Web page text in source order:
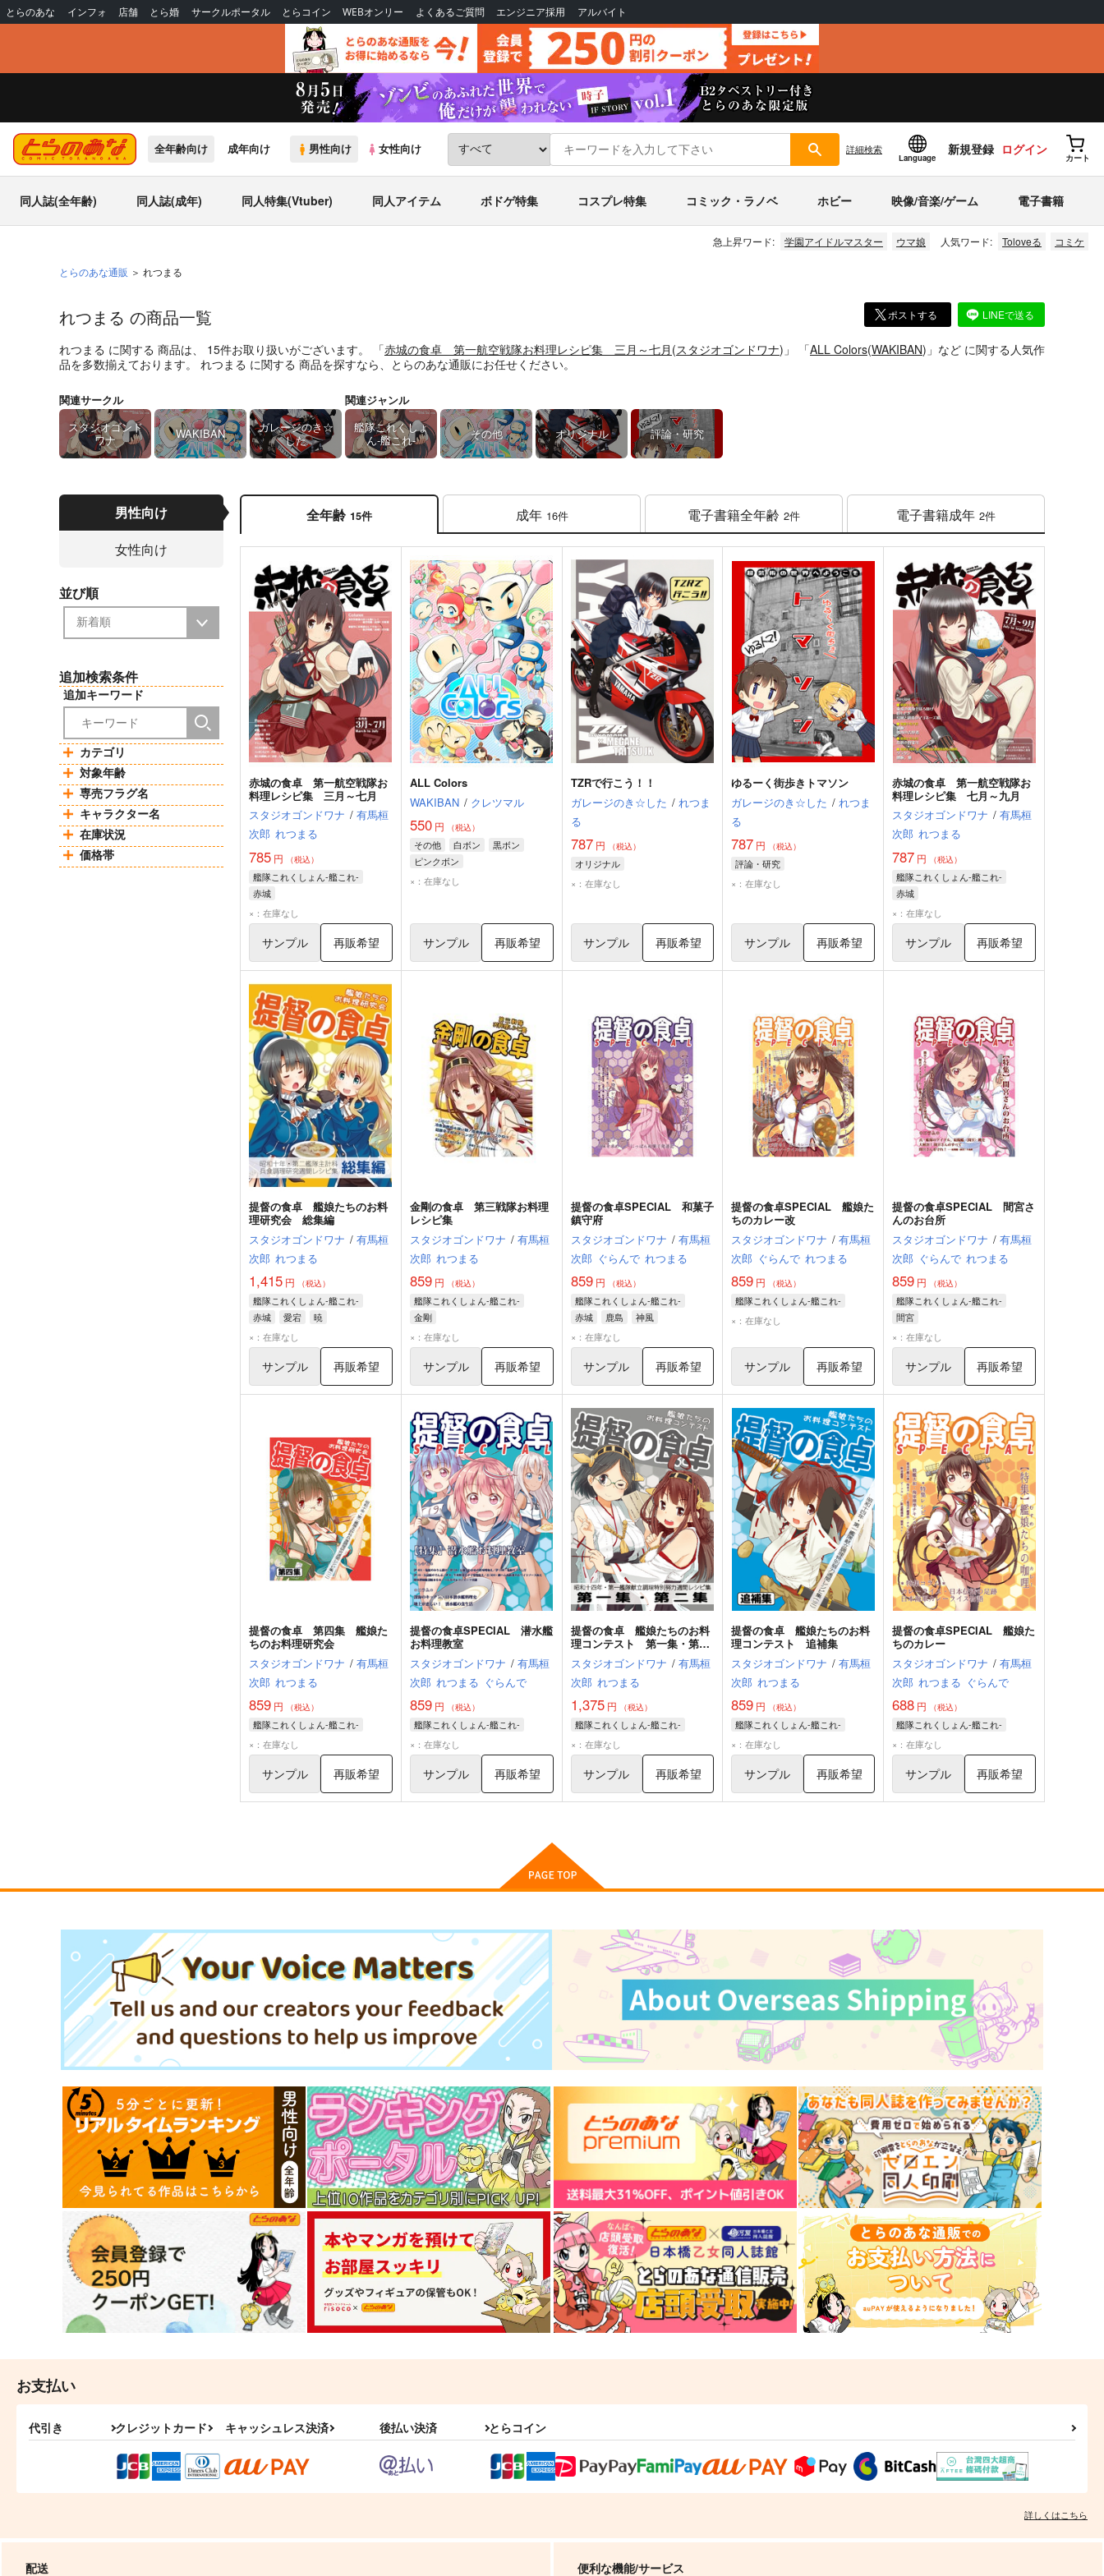
とらのあな インフォ 店舗 とら婚 サークルポータル とらコイン WEBオンリー よくあるご質問 エンジニア採用 アルバイト
全年齢向け 成年向け 男性向け 女性向け 詳細検索
Language
新規登録 ログイン
カート
同人誌(全年齢) 同人誌(成年) 同人特集(Vtuber) 同人アイテム ボドゲ特集 コスプレ特集 コミック・ラノベ ホビー 映像/音楽/ゲーム 電子書籍
急上昇ワード: 学園アイドルマスター ウマ娘 人気ワード: Toloveる コミケ
とらのあな通販 れつまる
ポストする LINEで送る
れつまる の商品一覧
れつまる に関する 商品は、 15件お取り扱いがございます。 「赤城の食卓 第一航空戦隊お料理レシピ集 三月～七月 (スタジオゴンドワナ)」 「ALL Colors(WAKIBAN)」 など に関する人気作
品を多数揃えております。 れつまる に関する 商品を探すなら、とらのあな通販にお任せください。
関連サークル
スタジオゴンド
ワナ
WAKIBAN
ガレージのき☆
した
関連ジャンル
艦隊これくしょ
ん-艦これ-
その他 オリジナル 評論・研究
男性向け
女性向け
並び順
追加検索条件
追加キーワード
カテゴリ
対象年齢
専売フラグ名
キャラクター名
在庫状況
価格帯
全年齢 15件 成年 16件 電子書籍全年齢 2件 電子書籍成年 2件
赤城の食卓 第一航空戦隊お
料理レシピ集 三月～七月
スタジオゴンドワナ / 有馬桓
次郎 れつまる
785 円 （税込）
艦隊これくしょん-艦これ-
赤城
×：在庫なし
サンプル 再販希望
ALL Colors
WAKIBAN / クレツマル
550円 （税込）
その他 白ボン
黒ボン
ピンクボン
×：在庫なし
サンプル 再販希望
TZRで行こう！！
ガレージのき☆した / れつま
る
787円 （税込）
オリジナル
×：在庫なし
サンプル 再販希望
ゆるーく街歩きトマソン
ガレージのき☆した / れつま
る
787 円 （税込）
評論・研究
×：在庫なし
サンプル 再販希望
赤城の食卓 第一航空戦隊お
料理レシピ集 七月～九月
スタジオゴンドワナ / 有馬桓
次郎 れつまる
787 円 （税込）
艦隊これくしょん-艦これ-
赤城
×：在庫なし
サンプル 再販希望
提督の食卓 艦娘たちのお料
理研究会 総集編
スタジオゴンドワナ / 有馬桓
次郎 れつまる
1,415 円 （税込）
艦隊これくしょん-艦これ-
赤城
愛宕
暁
×：在庫なし
サンプル 再販希望
金剛の食卓 第三戦隊お料理
レシピ集
スタジオゴンドワナ / 有馬桓
次郎 れつまる
859円 （税込）
艦隊これくしょん-艦これ-
金剛
×：在庫なし
サンプル 再販希望
提督の食卓SPECIAL 和菓子
鎮守府
スタジオゴンドワナ / 有馬桓
次郎 ぐらんで れつまる
859円 （税込）
艦隊これくしょん-艦これ-
赤城
鹿島
神風
×：在庫なし
サンプル 再販希望
提督の食卓SPECIAL 艦娘た
ちのカレー改
スタジオゴンドワナ / 有馬桓
次郎 ぐらんで れつまる
859 円 （税込）
艦隊これくしょん-艦これ-
×：在庫なし
サンプル 再販希望
提督の食卓SPECIAL 間宮さ
んのお台所
スタジオゴンドワナ / 有馬桓
次郎 ぐらんで れつまる
859 円 （税込）
艦隊これくしょん-艦これ-
間宮
×：在庫なし
サンプル 再販希望
提督の食卓 第四集 艦娘た
ちのお料理研究会
スタジオゴンドワナ / 有馬桓
次郎 れつまる
859 円 （税込）
艦隊これくしょん-艦これ-
×：在庫なし
サンプル 再販希望
提督の食卓SPECIAL 潜水艦
お料理教室
スタジオゴンドワナ / 有馬桓
次郎 れつまる ぐらんで
859円 （税込）
艦隊これくしょん-艦これ-
×：在庫なし
サンプル 再販希望
提督の食卓 艦娘たちのお料
理コンテスト 第一集・第二
集
スタジオゴンドワナ / 有馬桓
次郎 れつまる
1,375円 （税込）
艦隊これくしょん-艦これ-
×：在庫なし
サンプル 再販希望
提督の食卓 艦娘たちのお料
理コンテスト 追補集
スタジオゴンドワナ / 有馬桓
次郎 れつまる
859 円 （税込）
艦隊これくしょん-艦これ-
×：在庫なし
サンプル 再販希望
提督の食卓SPECIAL 艦娘た
ちのカレー
スタジオゴンドワナ / 有馬桓
次郎 れつまる ぐらんで
688 円 （税込）
艦隊これくしょん-艦これ-
×：在庫なし
サンプル 再販希望
お支払い
代引き クレジットカード キャッシュレス決済 後払い決済 とらコイン
詳しくはこちら
配送 便利な機能/サービス